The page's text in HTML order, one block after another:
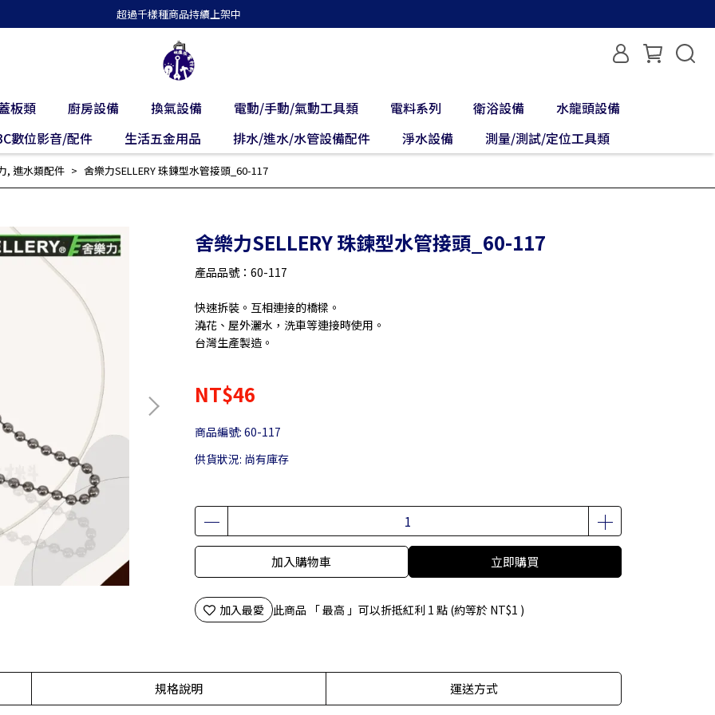
超過千樣種商品持續上架中
板類 廚房設備 換氣設備 電動/手動/氣動工具類 電料系列 衛浴設備
水龍頭設備
數位影音/配件
生活五金用品 排水/進水/水管設備配件 淨水設備 測量/測試/定位工具類
, 進水類配件 舍樂力SELLERY 珠鍊型水管接頭_60-117
舍樂力SELLERY 珠鍊型水管接頭_60-117
產品品號：60-117
快速拆裝。互相連接的橋樑。
澆花、屋外灑水，洗車等連接時使用。
台灣生產製造。
NT$46
商品編號: 60-117
供貨狀況: 尚有庫存
加入購物車 立即購買
加入最愛 此商品 「 最高 」可以折抵紅利 1 點 (約等於 NT$1 )
規格說明 運送方式